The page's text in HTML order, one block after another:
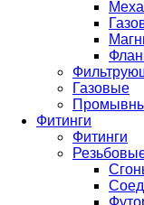
Газовые
Фитинги
Фитинги